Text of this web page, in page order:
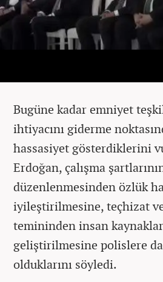
Bugüne kadar emniyet
ihtiyacını giderme
hassasiyet gösterdiklerini
Erdoğan, çalışma
düzenlenmesinden özlük
iyileştirilmesine, teçhizat
temininden insan
geliştirilmesine polislere
olduklarını söyledi.